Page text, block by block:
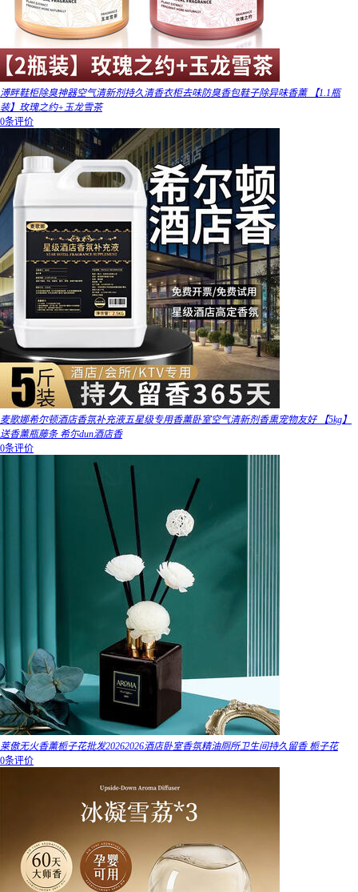
溥畔鞋柜除臭神器空气清新剂持久清香衣柜去味防臭香包鞋子除异味香薰 【1.1瓶
装】玫瑰之约+玉龙雪茶
0条评价
麦歌娜希尔顿酒店香氛补充液五星级专用香薰卧室空气清新剂香熏宠物友好 【5kg】
送香薰瓶藤条 希尓dun酒店香
0条评价
莱傲无火香薰栀子花批发20262026酒店卧室香氛精油厕所卫生间持久留香 栀子花
0条评价